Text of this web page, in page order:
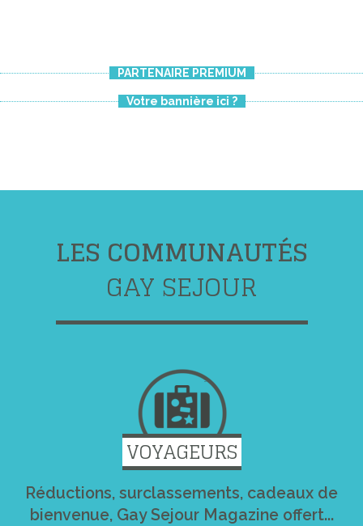
PARTENAIRE PREMIUM
Votre bannière ici ?
LES COMMUNAUTÉS
GAY SEJOUR
VOYAGEURS
Réductions, surclassements, cadeaux de
bienvenue, Gay Sejour Magazine offert...